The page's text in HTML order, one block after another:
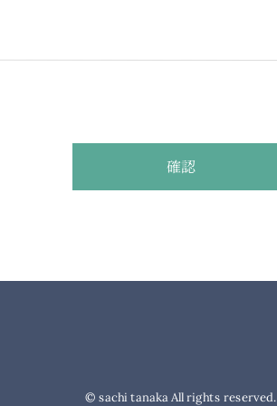
© sachi tanaka All rights reserved.